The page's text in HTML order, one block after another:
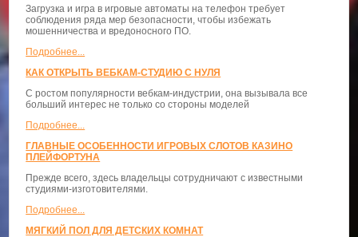
Загрузка и игра в игровые автоматы на телефон требует
соблюдения ряда мер безопасности, чтобы избежать
мошенничества и вредоносного ПО.
Подробнее...
КАК ОТКРЫТЬ ВЕБКАМ-СТУДИЮ С НУЛЯ
С ростом популярности вебкам-индустрии, она вызывала все
больший интерес не только со стороны моделей
Подробнее...
ГЛАВНЫЕ ОСОБЕННОСТИ ИГРОВЫХ СЛОТОВ КАЗИНО
ПЛЕЙФОРТУНА
Прежде всего, здесь владельцы сотрудничают с известными
студиями-изготовителями.
Подробнее...
МЯГКИЙ ПОЛ ДЛЯ ДЕТСКИХ КОМНАТ